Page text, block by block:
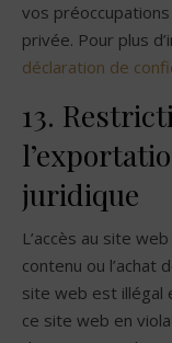
vos
privée. Pour plus
déclaration de
13.
juridique
L’accès au site
contenu ou l’achat
site web est illégal
ce site web en